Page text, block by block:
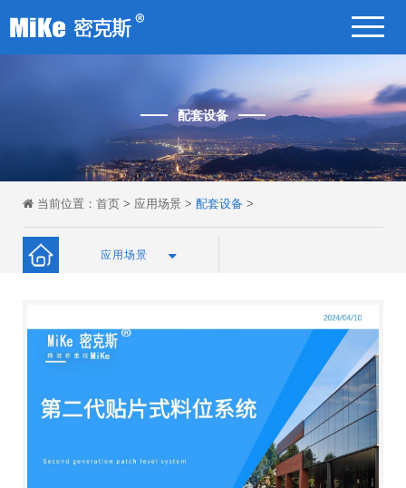
配套设备
当前位置： 首页 > 应用场景 > 配套设备 >
应用场景